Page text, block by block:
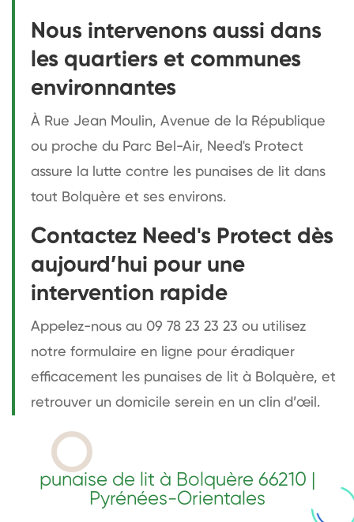
Nous intervenons aussi dans
les quartiers et communes
environnantes
À Rue Jean Moulin, Avenue de la République
ou proche du Parc Bel-Air, Need's Protect
assure la lutte contre les punaises de lit dans
tout Bolquère et ses environs.
Contactez Need's Protect dès
aujourd’hui pour une
intervention rapide
Appelez-nous au 09 78 23 23 23 ou utilisez
notre formulaire en ligne pour éradiquer
efficacement les punaises de lit à Bolquère, et
retrouver un domicile serein en un clin d’œil.
punaise de lit à Bolquère 66210 |
Pyrénées-Orientales